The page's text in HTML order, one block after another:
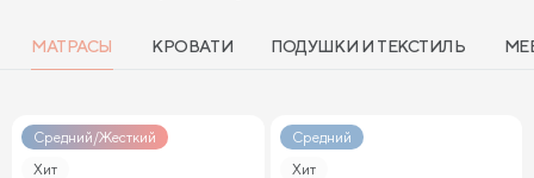
МАТРАСЫ КРОВАТИ ПОДУШКИ И ТЕКСТИЛЬ
Средний/Жесткий
Хит
Средний
Хит